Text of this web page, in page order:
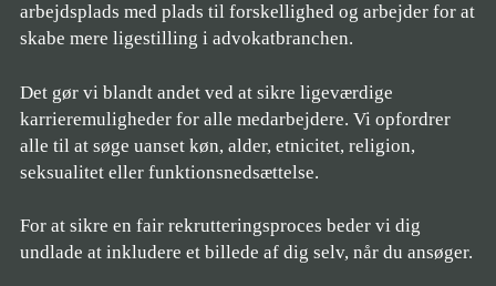
arbejdsplads med plads til forskellighed og arbejder for at
skabe mere ligestilling i advokatbranchen.
Det gør vi blandt andet ved at sikre ligeværdige
karrieremuligheder for alle medarbejdere. Vi opfordrer
alle til at søge uanset køn, alder, etnicitet, religion,
seksualitet eller funktionsnedsættelse.
For at sikre en fair rekrutteringsproces beder vi dig
undlade at inkludere et billede af dig selv, når du ansøger.